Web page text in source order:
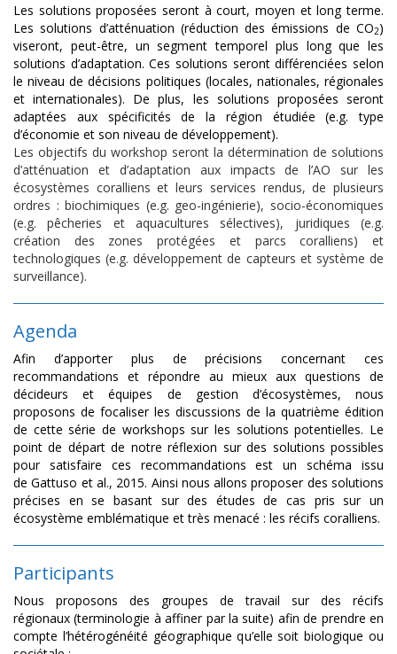
Les solutions proposées seront à court, moyen et long terme.
Les solutions d’atténuation (réduction des émissions de CO2)
viseront, peut-être, un segment temporel plus long que les
solutions d’adaptation. Ces solutions seront différenciées selon
le niveau de décisions politiques (locales, nationales, régionales
et internationales). De plus, les solutions proposées seront
adaptées aux spécificités de la région étudiée (e.g. type
d’économie et son niveau de développement).
Les objectifs du workshop seront la détermination de solutions
d’atténuation et d’adaptation aux impacts de l’AO sur les
écosystèmes coralliens et leurs services rendus, de plusieurs
ordres : biochimiques (e.g. geo-ingénierie), socio-économiques
(e.g. pêcheries et aquacultures sélectives), juridiques (e.g.
création des zones protégées et parcs coralliens) et
technologiques (e.g. développement de capteurs et système de
surveillance).
Agenda
Afin d’apporter plus de précisions concernant ces
recommandations et répondre au mieux aux questions de
décideurs et équipes de gestion d’écosystèmes, nous
proposons de focaliser les discussions de la quatrième édition
de cette série de workshops sur les solutions potentielles. Le
point de départ de notre réflexion sur des solutions possibles
pour satisfaire ces recommandations est un schéma issu
de Gattuso et al., 2015. Ainsi nous allons proposer des solutions
précises en se basant sur des études de cas pris sur un
écosystème emblématique et très menacé : les récifs coralliens.
Participants
Nous proposons des groupes de travail sur des récifs
régionaux (terminologie à affiner par la suite) afin de prendre en
compte l’hétérogénéité géographique qu’elle soit biologique ou